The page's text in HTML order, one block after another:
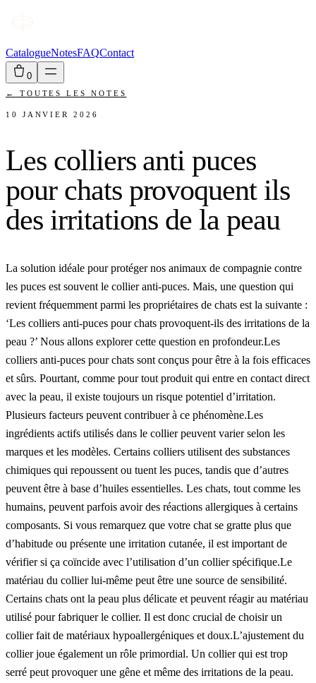
CatalogueNotesFAQContact
0
← TOUTES LES NOTES
10 JANVIER 2026
Les colliers anti puces
pour chats provoquent ils
des irritations de la peau
La solution idéale pour protéger nos animaux de compagnie contre
les puces est souvent le collier anti-puces. Mais, une question qui
revient fréquemment parmi les propriétaires de chats est la suivante :
‘Les colliers anti-puces pour chats provoquent-ils des irritations de la
peau ?’ Nous allons explorer cette question en profondeur.Les
colliers anti-puces pour chats sont conçus pour être à la fois efficaces
et sûrs. Pourtant, comme pour tout produit qui entre en contact direct
avec la peau, il existe toujours un risque potentiel d’irritation.
Plusieurs facteurs peuvent contribuer à ce phénomène.Les
ingrédients actifs utilisés dans le collier peuvent varier selon les
marques et les modèles. Certains colliers utilisent des substances
chimiques qui repoussent ou tuent les puces, tandis que d’autres
peuvent être à base d’huiles essentielles. Les chats, tout comme les
humains, peuvent parfois avoir des réactions allergiques à certains
composants. Si vous remarquez que votre chat se gratte plus que
d’habitude ou présente une irritation cutanée, il est important de
vérifier si ça coïncide avec l’utilisation d’un collier spécifique.Le
matériau du collier lui-même peut être une source de sensibilité.
Certains chats ont la peau plus délicate et peuvent réagir au matériau
utilisé pour fabriquer le collier. Il est donc crucial de choisir un
collier fait de matériaux hypoallergéniques et doux.L’ajustement du
collier joue également un rôle primordial. Un collier qui est trop
serré peut provoquer une gêne et même des irritations de la peau.